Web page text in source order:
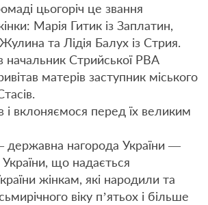
цьогоріч це звання
Марія Гитик із Заплатин,
та Лідія Балух із Стрия.
начальник Стрийської РВА
матерів заступник міського
і вклоняємося перед їх великим
державна нагорода України —
що надається
жінкам, які народили та
віку п’ятьох і більше